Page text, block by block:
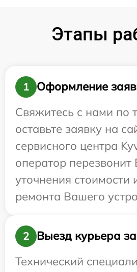
Этапы
1
Оформление
Свяжитесь с нами по
оставьте заявку на
сервисного центра
оператор
уточнения стоимости
ремонта Вашего
2
Выезд курьера
Технический